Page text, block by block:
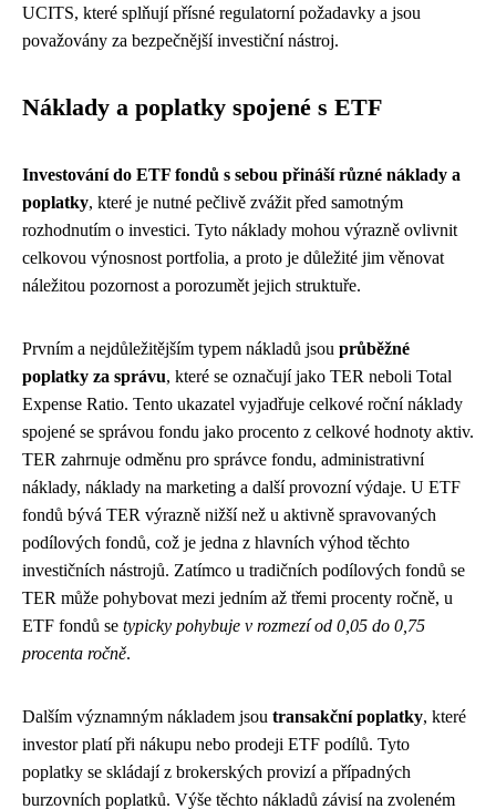
UCITS, které splňují přísné regulatorní požadavky a jsou
považovány za bezpečnější investiční nástroj.
Náklady a poplatky spojené s ETF
Investování do ETF fondů s sebou přináší různé náklady a
poplatky, které je nutné pečlivě zvážit před samotným
rozhodnutím o investici. Tyto náklady mohou výrazně ovlivnit
celkovou výnosnost portfolia, a proto je důležité jim věnovat
náležitou pozornost a porozumět jejich struktuře.
Prvním a nejdůležitějším typem nákladů jsou průběžné
poplatky za správu, které se označují jako TER neboli Total
Expense Ratio. Tento ukazatel vyjadřuje celkové roční náklady
spojené se správou fondu jako procento z celkové hodnoty aktiv.
TER zahrnuje odměnu pro správce fondu, administrativní
náklady, náklady na marketing a další provozní výdaje. U ETF
fondů bývá TER výrazně nižší než u aktivně spravovaných
podílových fondů, což je jedna z hlavních výhod těchto
investičních nástrojů. Zatímco u tradičních podílových fondů se
TER může pohybovat mezi jedním až třemi procenty ročně, u
ETF fondů se typicky pohybuje v rozmezí od 0,05 do 0,75
procenta ročně.
Dalším významným nákladem jsou transakční poplatky, které
investor platí při nákupu nebo prodeji ETF podílů. Tyto
poplatky se skládají z brokerských provizí a případných
burzovních poplatků. Výše těchto nákladů závisí na zvoleném